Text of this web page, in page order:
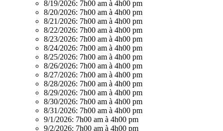
8/19/2026: 7h00 am à 4h00 pm
8/20/2026: 7h00 am à 4h00 pm
8/21/2026: 7h00 am à 4h00 pm
8/22/2026: 7h00 am à 4h00 pm
8/23/2026: 7h00 am à 4h00 pm
8/24/2026: 7h00 am à 4h00 pm
8/25/2026: 7h00 am à 4h00 pm
8/26/2026: 7h00 am à 4h00 pm
8/27/2026: 7h00 am à 4h00 pm
8/28/2026: 7h00 am à 4h00 pm
8/29/2026: 7h00 am à 4h00 pm
8/30/2026: 7h00 am à 4h00 pm
8/31/2026: 7h00 am à 4h00 pm
9/1/2026: 7h00 am à 4h00 pm
9/2/2026: 7h00 am à 4h00 pm